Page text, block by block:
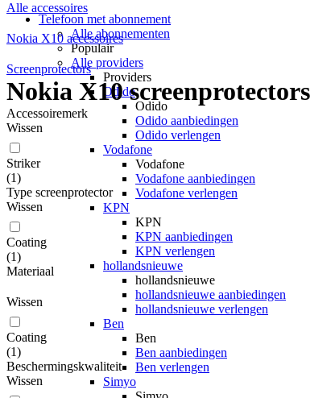
Telefoon met abonnement
Alle abonnementen
Populair
Alle providers
Providers
Odido
Odido
Odido aanbiedingen
Odido verlengen
Vodafone
Vodafone
Vodafone aanbiedingen
Vodafone verlengen
KPN
KPN
KPN aanbiedingen
KPN verlengen
hollandsnieuwe
hollandsnieuwe
hollandsnieuwe aanbiedingen
hollandsnieuwe verlengen
Ben
Ben
Ben aanbiedingen
Ben verlengen
Simyo
Alle accessoires
Nokia X10 accessoires
Screenprotectors
Nokia X10 screenprotectors
Accessoiremerk
Wissen
Striker
(1)
Type screenprotector
Wissen
Coating
(1)
Materiaal
Wissen
Coating
(1)
Beschermingskwaliteit
Wissen